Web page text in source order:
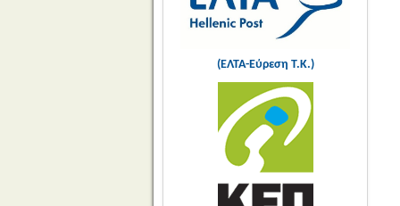
(ΕΛΤΑ-Εύρεση Τ.Κ.)